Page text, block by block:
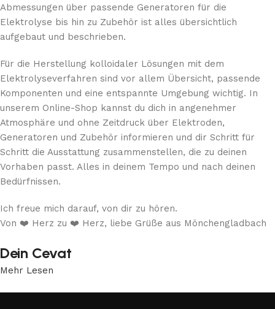
Abmessungen über passende Generatoren für die
Elektrolyse bis hin zu Zubehör ist alles übersichtlich
aufgebaut und beschrieben.
Für die Herstellung kolloidaler Lösungen mit dem
Elektrolyseverfahren sind vor allem Übersicht, passende
Komponenten und eine entspannte Umgebung wichtig. In
unserem Online-Shop kannst du dich in angenehmer
Atmosphäre und ohne Zeitdruck über Elektroden,
Generatoren und Zubehör informieren und dir Schritt für
Schritt die Ausstattung zusammenstellen, die zu deinen
Vorhaben passt. Alles in deinem Tempo und nach deinen
Bedürfnissen.
Ich freue mich darauf, von dir zu hören.
Von ❤️ Herz zu ❤️ Herz, liebe Grüße aus Mönchengladbach
Dein Cevat
Mehr Lesen